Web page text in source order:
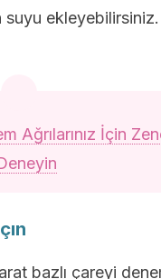
ekleyebilirsiniz.
Ağrılarınız İçin
bazlı çareyi